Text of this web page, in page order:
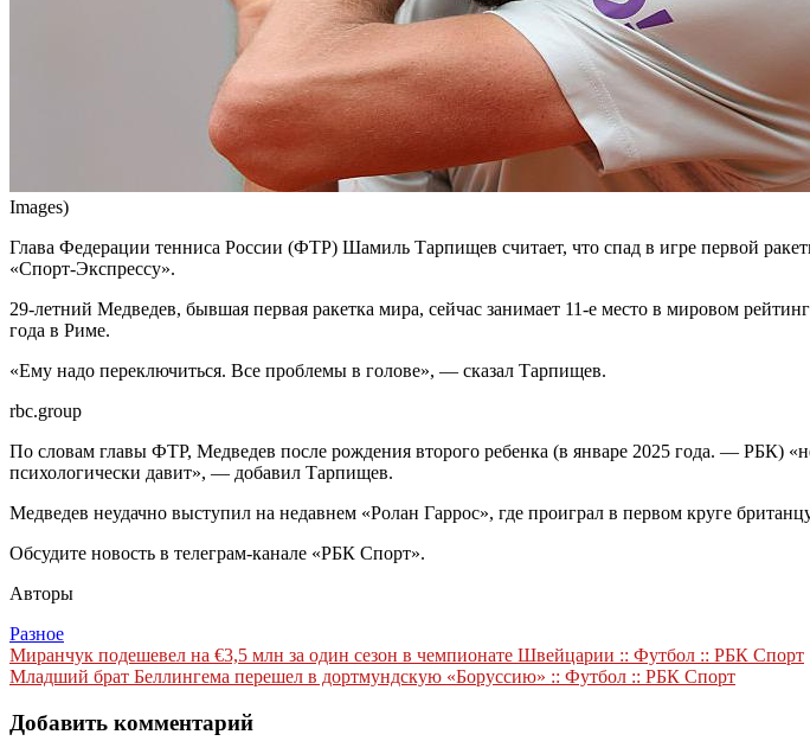
Images)
Глава Федерации тенниса России (ФТР) Шамиль Тарпищев считает, что спад в игре первой
«Спорт-Экспрессу».
29-летний Медведев, бывшая первая ракетка мира, сейчас занимает 11-е место в мировом
года в Риме.
«Ему надо переключиться. Все проблемы в голове», — сказал Тарпищев.
rbc.group
По словам главы ФТР, Медведев после рождения второго ребенка (в январе 2025 года. — РБК)
психологически давит», — добавил Тарпищев.
Медведев неудачно выступил на недавнем «Ролан Гаррос», где проиграл в первом круге
Обсудите новость в телеграм-канале «РБК Спорт».
Авторы
Разное
Навигация
по
записям
Миранчук подешевел на €3,5 млн за один сезон в чемпионате Швейцарии :: Футбол :: РБК Спорт
Младший брат Беллингема перешел в дортмундскую «Боруссию» :: Футбол :: РБК Спорт
Добавить комментарий